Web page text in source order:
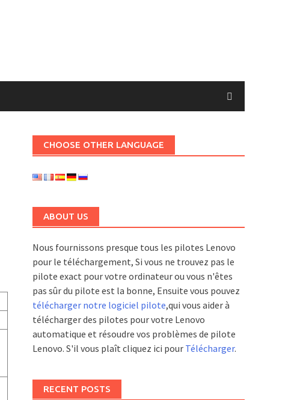
CHOOSE OTHER LANGUAGE
ABOUT US
Nous fournissons presque tous les pilotes Lenovo
pour le téléchargement, Si vous ne trouvez pas le
pilote exact pour votre ordinateur ou vous n'êtes
pas sûr du pilote est la bonne, Ensuite vous pouvez
télécharger notre logiciel pilote,qui vous aider à
télécharger des pilotes pour votre Lenovo
automatique et résoudre vos problèmes de pilote
Lenovo. S'il vous plaît cliquez ici pour Télécharger.
RECENT POSTS